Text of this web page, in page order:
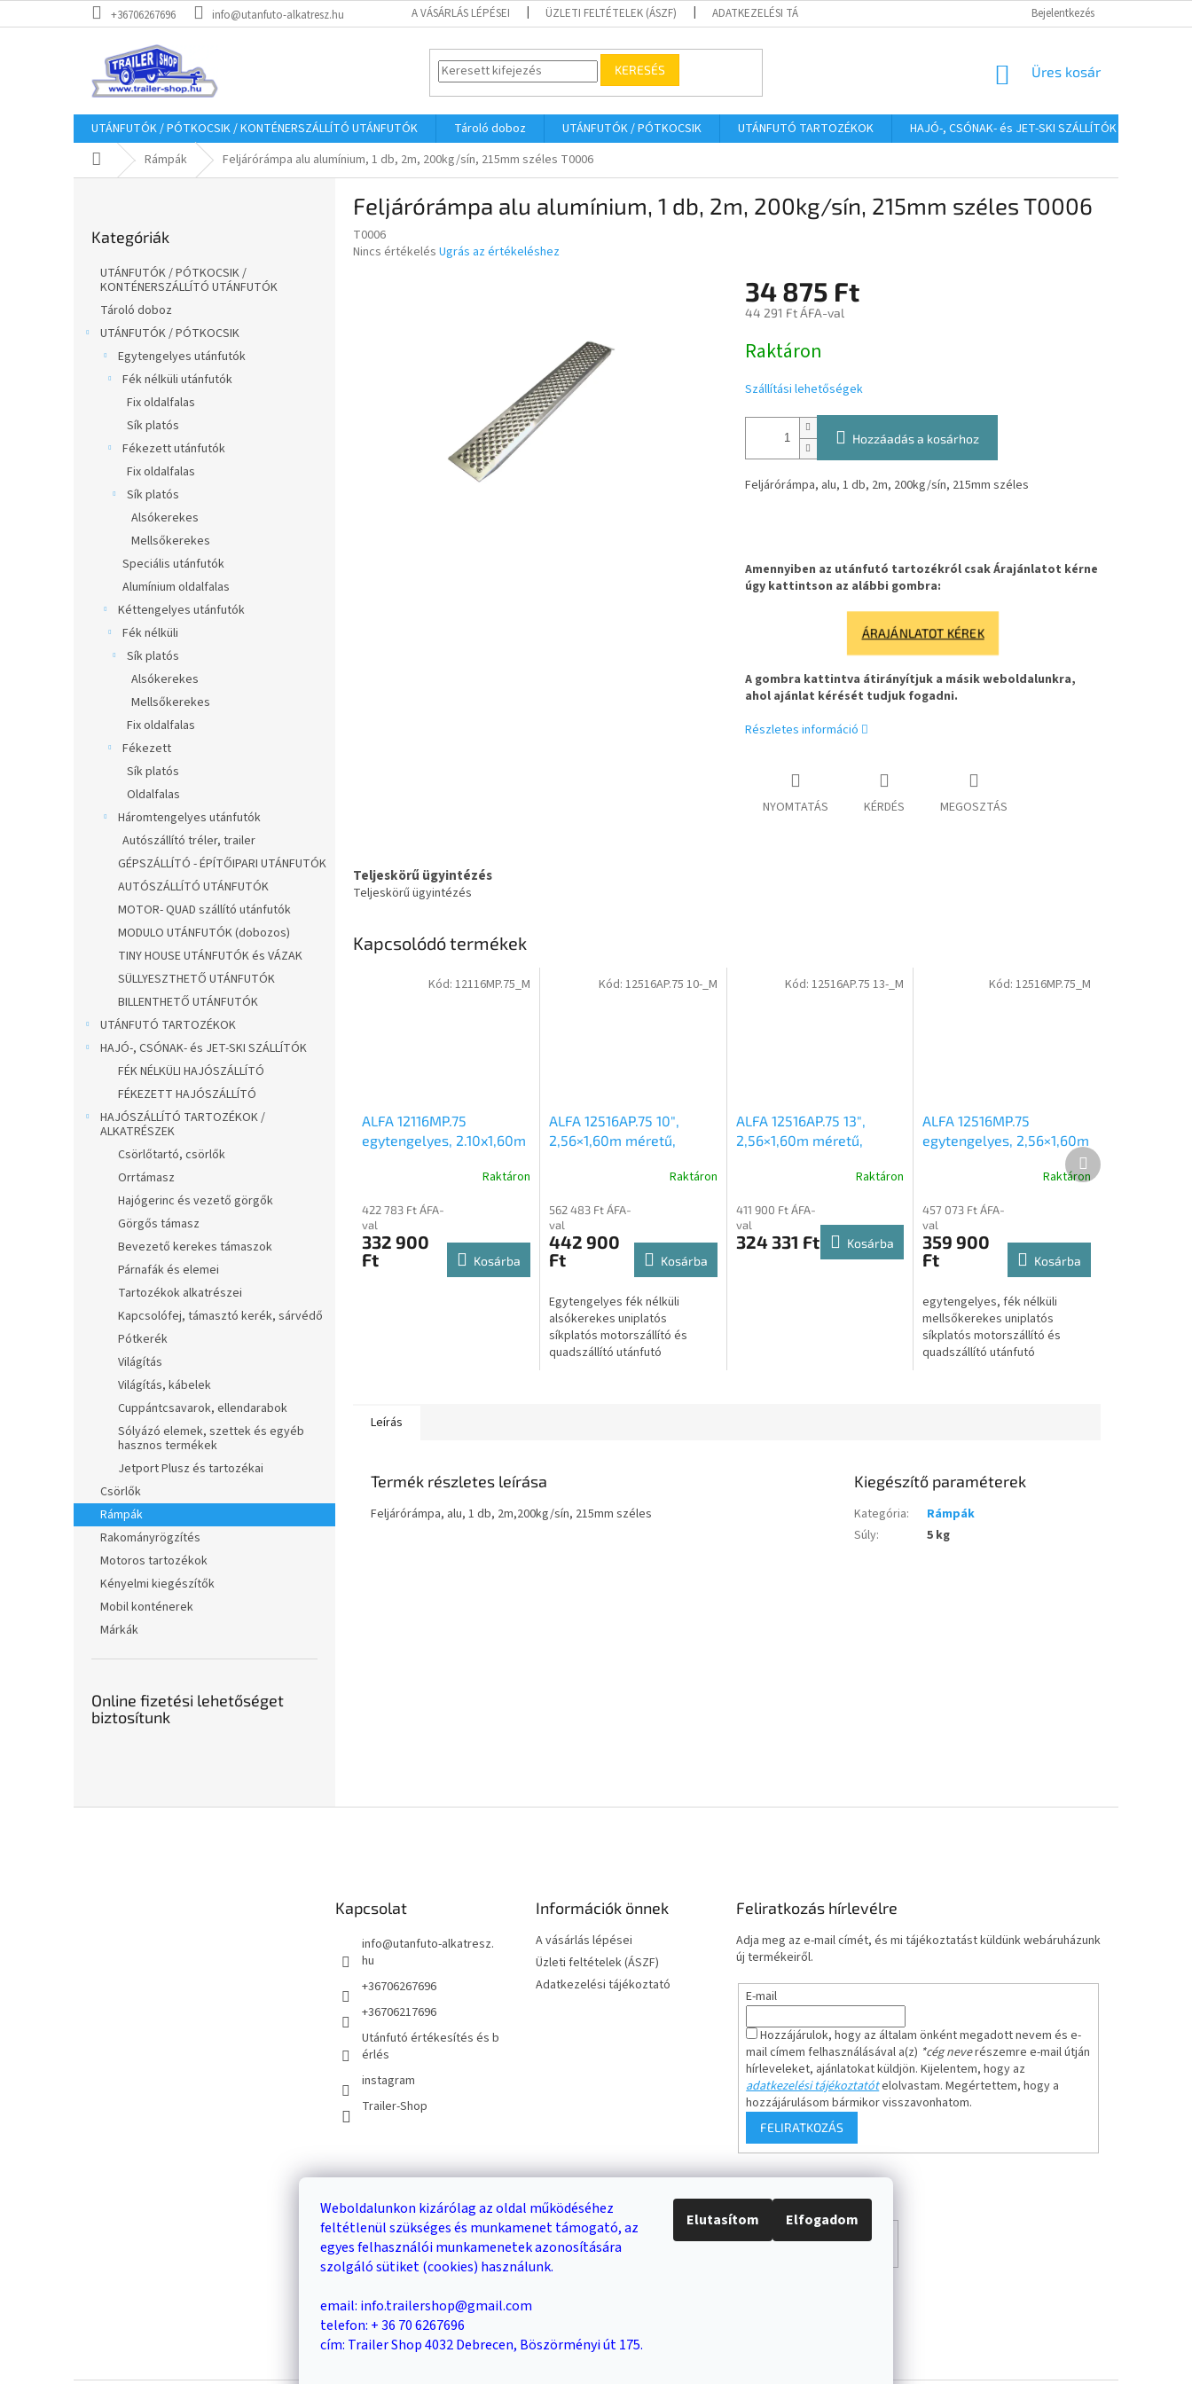
Weboldalunkon kizárólag az oldal működéséhez
feltétlenül szükséges és munkamenet támogató, az
egyes felhasználói munkamenetek azonosítására
szolgáló sütiket (cookies) használunk.
email: info.trailershop@gmail.com
telefon: + 36 70 6267696
cím: Trailer Shop 4032 Debrecen, Böszörményi út 175.
Elutasítom Elfogadom
a
+36706267696 info@utanfuto-alkatresz.hu A VÁSÁRLÁS LÉPÉSEI ÜZLETI FELTÉTELEK (ÁSZF) ADATKEZELÉSI TÁJÉKOZTATÓ Bejelentkezés
KERESÉS KOSÁR
Üres kosár
UTÁNFUTÓK / PÓTKOCSIK / KONTÉNERSZÁLLÍTÓ UTÁNFUTÓK Tároló doboz UTÁNFUTÓK / PÓTKOCSIK UTÁNFUTÓ TARTOZÉKOK HAJÓ-, CSÓNAK- és JET-SKI SZÁLLÍTÓK
KezdőlapRámpák Feljárórámpa alu alumínium, 1 db, 2m, 200kg/sín, 215mm széles T0006
átugrása
Kategóriák
UTÁNFUTÓK / PÓTKOCSIK /
KONTÉNERSZÁLLÍTÓ UTÁNFUTÓK
Tároló doboz
UTÁNFUTÓK / PÓTKOCSIK
Egytengelyes utánfutók
Fék nélküli utánfutók
Fix oldalfalas
Sík platós
Fékezett utánfutók
Fix oldalfalas
Sík platós
Alsókerekes
Mellsőkerekes
Speciális utánfutók
Alumínium oldalfalas
Kéttengelyes utánfutók
Fék nélküli
Sík platós
Alsókerekes
Mellsőkerekes
Fix oldalfalas
Fékezett
Sík platós
Oldalfalas
Háromtengelyes utánfutók
Autószállító tréler, trailer
GÉPSZÁLLÍTÓ - ÉPÍTŐIPARI UTÁNFUTÓK
AUTÓSZÁLLÍTÓ UTÁNFUTÓK
MOTOR- QUAD szállító utánfutók
MODULO UTÁNFUTÓK (dobozos)
TINY HOUSE UTÁNFUTÓK és VÁZAK
SÜLLYESZTHETŐ UTÁNFUTÓK
BILLENTHETŐ UTÁNFUTÓK
UTÁNFUTÓ TARTOZÉKOK
HAJÓ-, CSÓNAK- és JET-SKI SZÁLLÍTÓK
FÉK NÉLKÜLI HAJÓSZÁLLÍTÓ
FÉKEZETT HAJÓSZÁLLÍTÓ
HAJÓSZÁLLÍTÓ TARTOZÉKOK /
ALKATRÉSZEK
Csörlőtartó, csörlők
Orrtámasz
Hajógerinc és vezető görgők
Görgős támasz
Bevezető kerekes támaszok
Párnafák és elemei
Tartozékok alkatrészei
Kapcsolófej, támasztó kerék, sárvédő
Pótkerék
Világítás
Világítás, kábelek
Cuppántcsavarok, ellendarabok
Sólyázó elemek, szettek és egyéb
hasznos termékek
Jetport Plusz és tartozékai
Csörlők
Rámpák
Rakományrögzítés
Motoros tartozékok
Kényelmi kiegészítők
Mobil konténerek
Márkák
Online fizetési lehetőséget
biztosítunk
Feljárórámpa alu alumínium, 1 db, 2m, 200kg/sín, 215mm széles T0006
T0006
A
Nincs értékelés Ugrás az értékeléshez
34 875 Ft
44 291 Ft ÁFA-val
Raktáron
Szállítási lehetőségek
Hozzáadás a kosárhoz
Feljárórámpa, alu, 1 db, 2m, 200kg/sín, 215mm széles
Amennyiben az utánfutó tartozékról csak Árajánlatot kérne
úgy kattintson az alábbi gombra:
ÁRAJÁNLATOT KÉREK
A gombra kattintva átirányítjuk a másik weboldalunkra,
ahol ajánlat kérését tudjuk fogadni.
Részletes információ
NYOMTATÁS KÉRDÉS MEGOSZTÁS
Teljeskörű ügyintézés
Teljeskörű ügyintézés
Kapcsolódó termékek
ALFA 12116MP.75
egytengelyes, 2.10x1,60m
mellsőkerekes uniplatós
és quadszállító utánfutó
Raktáron
422 783 Ft ÁFA-
val
332 900
Ft
Kosárba
Kód: 12116MP.75_M
ALFA 12516AP.75 10″,
2,56×1,60m méretű,
nélküli alsókerekes
motorszállító és
quadszállító utánfutó
Raktáron
562 483 Ft ÁFA-
val
442 900
Ft
Kosárba
Egytengelyes fék nélküli
alsókerekes uniplatós
síkplatós motorszállító és
quadszállító utánfutó
Kód: 12516AP.75 10-_M
ALFA 12516AP.75 13″,
2,56×1,60m méretű,
nélküli alsókerekes
motorszállító és
quadszállító utánfutó
Raktáron
411 900 Ft ÁFA-
val
324 331 Ft Kosárba
Kód:12516AP.75 13-_M
ALFA 12516MP.75
egytengelyes, 2,56×1,60m
méretű, 750kg fék nélküli
mellsőkerekes uniplatós
quadszállító utánfutó
Raktáron
457 073 Ft ÁFA-
val
359 900
Ft
Kosárba
egytengelyes, fék nélküli
mellsőkerekes uniplatós
síkplatós motorszállító és
quadszállító utánfutó
Kód: 12516MP.75_M
Következő
termék
Leírás
Termék részletes leírása
Feljárórámpa, alu, 1 db, 2m,200kg/sín, 215mm széles
Kiegészítő paraméterek
Kategória:
Rámpák
Súly: 5 kg
Kapcsolat
info@utanfuto-alkatresz.
hu
+36706267696
+36706217696
Utánfutó értékesítés és b
érlés
instagram
Trailer-Shop
Információk önnek
A vásárlás lépései
Üzleti feltételek (ÁSZF)
Adatkezelési tájékoztató
Feliratkozás hírlevélre
Adja meg az e-mail címét, és mi tájékoztatást küldünk webáruházunk
új termékeiről.
E-mail
Hozzájárulok, hogy az általam önként megadott nevem és e-
mail címem felhasználásával a(z) *cég neverészemre e-mail útján
hírleveleket, ajánlatokat küldjön. Kijelentem, hogy az
adatkezelési tájékoztatótelolvastam. Megértettem, hogy a
hozzájárulásom bármikor visszavonhatom.
FELIRATKOZÁS
0DB /0 FT KERESÉS
Trailer-Shop